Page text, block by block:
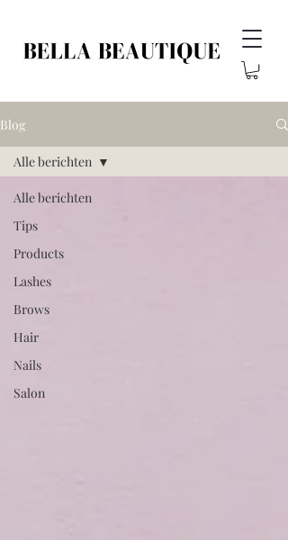
Blog
Alle berichten
Tips
Products
Lashes
Brows
Hair
Nails
Salon
Alle berichten